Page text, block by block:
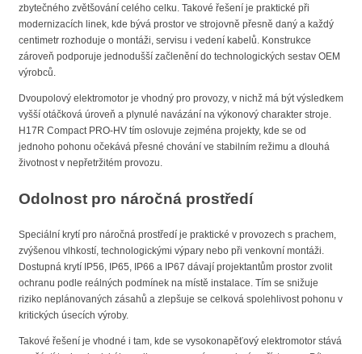
zbytečného zvětšování celého celku. Takové řešení je praktické při
modernizacích linek, kde bývá prostor ve strojovně přesně daný a každý
centimetr rozhoduje o montáži, servisu i vedení kabelů. Konstrukce
zároveň podporuje jednodušší začlenění do technologických sestav OEM
výrobců.
Dvoupolový elektromotor je vhodný pro provozy, v nichž má být výsledkem
vyšší otáčková úroveň a plynulé navázání na výkonový charakter stroje.
H17R Compact PRO-HV tím oslovuje zejména projekty, kde se od
jednoho pohonu očekává přesné chování ve stabilním režimu a dlouhá
životnost v nepřetržitém provozu.
Odolnost pro náročná prostředí
Speciální krytí pro náročná prostředí je praktické v provozech s prachem,
zvýšenou vlhkostí, technologickými výpary nebo při venkovní montáži.
Dostupná krytí IP56, IP65, IP66 a IP67 dávají projektantům prostor zvolit
ochranu podle reálných podmínek na místě instalace. Tím se snižuje
riziko neplánovaných zásahů a zlepšuje se celková spolehlivost pohonu v
kritických úsecích výroby.
Takové řešení je vhodné i tam, kde se vysokonapěťový elektromotor stává